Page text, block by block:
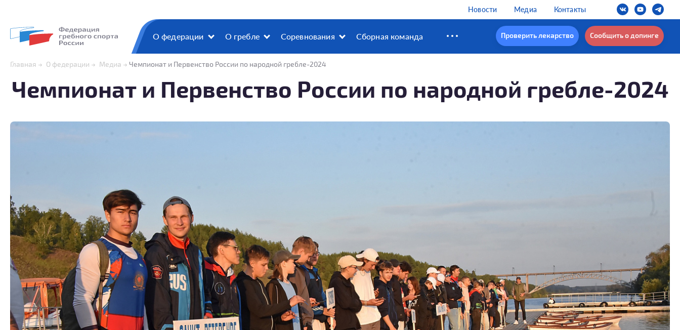
Новости Медиа Контакты
О федерации О гребле Соревнования Сборная команда Проверить лекарство Сообщить о допинге
Главная О федерации Медиа Чемпионат и Первенство России по народной гребле-2024
Чемпионат и Первенство России по народной гребле-2024